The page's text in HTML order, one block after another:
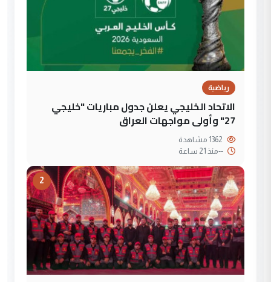
رياضية
الاتحاد الخليجي يعلن جدول مباريات "خليجي
27" وأولى مواجهات العراق
--منذ 21 ساعة
2